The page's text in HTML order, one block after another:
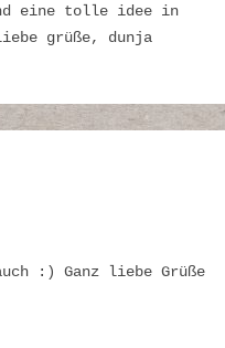
eine tolle idee in
grüße, dunja
:) Ganz liebe Grüße